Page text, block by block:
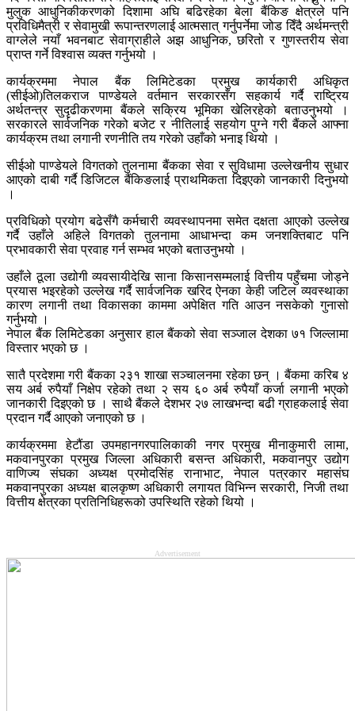
मुलुक आधुनिकीकरणको दिशामा अघि बढिरहेका बेला बैंकिङ क्षेत्रले पनि
प्रविधिमैत्री र सेवामुखी रूपान्तरणलाई आत्मसात् गर्नुपर्नेमा जोड दिँदै अर्थमन्त्री
वाग्लेले नयाँ भवनबाट सेवाग्राहीले अझ आधुनिक, छरितो र गुणस्तरीय सेवा
प्राप्त गर्ने विश्वास व्यक्त गर्नुभयो ।
कार्यक्रममा नेपाल बैंक लिमिटेडका प्रमुख कार्यकारी अधिकृत
(सीईओ)तिलकराज पाण्डेयले वर्तमान सरकारसँग सहकार्य गर्दै राष्ट्रिय
अर्थतन्त्र सुदृढीकरणमा बैंकले सक्रिय भूमिका खेलिरहेको बताउनुभयो ।
सरकारले सार्वजनिक गरेको बजेट र नीतिलाई सहयोग पुग्ने गरी बैंकले आफ्ना
कार्यक्रम तथा लगानी रणनीति तय गरेको उहाँको भनाइ थियो ।
सीईओ पाण्डेयले विगतको तुलनामा बैंकका सेवा र सुविधामा उल्लेखनीय सुधार
आएको दाबी गर्दै डिजिटल बैंकिङलाई प्राथमिकता दिइएको जानकारी दिनुभयो
।
प्रविधिको प्रयोग बढेसँगै कर्मचारी व्यवस्थापनमा समेत दक्षता आएको उल्लेख
गर्दै उहाँले अहिले विगतको तुलनामा आधाभन्दा कम जनशक्तिबाट पनि
प्रभावकारी सेवा प्रवाह गर्न सम्भव भएको बताउनुभयो ।
उहाँले ठूला उद्योगी व्यवसायीदेखि साना किसानसम्मलाई वित्तीय पहुँचमा जोड्ने
प्रयास भइरहेको उल्लेख गर्दै सार्वजनिक खरिद ऐनका केही जटिल व्यवस्थाका
कारण लगानी तथा विकासका काममा अपेक्षित गति आउन नसकेको गुनासो
गर्नुभयो ।
नेपाल बैंक लिमिटेडका अनुसार हाल बैंकको सेवा सञ्जाल देशका ७१ जिल्लामा
विस्तार भएको छ ।
सातै प्रदेशमा गरी बैंकका २३१ शाखा सञ्चालनमा रहेका छन् । बैंकमा करिब ४
सय अर्ब रुपैयाँ निक्षेप रहेको तथा २ सय ६० अर्ब रुपैयाँ कर्जा लगानी भएको
जानकारी दिइएको छ । साथै बैंकले देशभर २७ लाखभन्दा बढी ग्राहकलाई सेवा
प्रदान गर्दै आएको जनाएको छ ।
कार्यक्रममा हेटौंडा उपमहानगरपालिकाकी नगर प्रमुख मीनाकुमारी लामा,
मकवानपुरका प्रमुख जिल्ला अधिकारी बसन्त अधिकारी, मकवानपुर उद्योग
वाणिज्य संघका अध्यक्ष प्रमोदसिंह रानाभाट, नेपाल पत्रकार महासंघ
मकवानपुरका अध्यक्ष बालकृष्ण अधिकारी लगायत विभिन्न सरकारी, निजी तथा
वित्तीय क्षेत्रका प्रतिनिधिहरूको उपस्थिति रहेको थियो ।
Advertisement